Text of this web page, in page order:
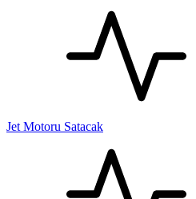
Jet Motoru Satacak